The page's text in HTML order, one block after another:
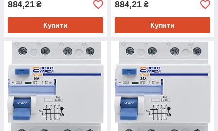
884,21 ₴
Купити
884,21 ₴
Купити